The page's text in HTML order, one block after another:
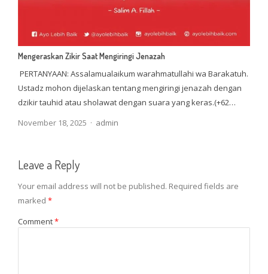
Mengeraskan Zikir Saat Mengiringi Jenazah
PERTANYAAN: Assalamualaikum warahmatullahi wa Barakatuh.
Ustadz mohon dijelaskan tentang mengiringi jenazah dengan
dzikir tauhid atau sholawat dengan suara yang keras.(+62…
November 18, 2025
Author
admin
Leave a Reply
Your email address will not be published. Required fields are
marked *
Comment*